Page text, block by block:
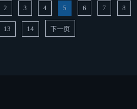
2 3 4 5 6 7 8
13 14 下一页